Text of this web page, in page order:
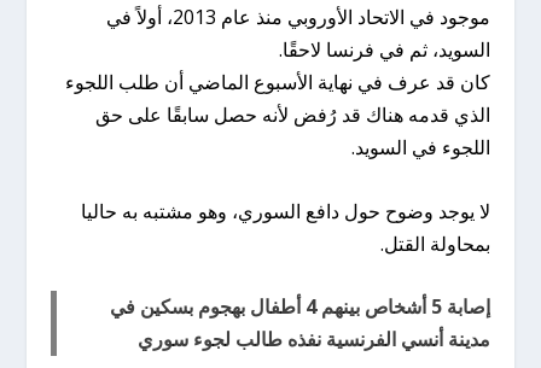
موجود في الاتحاد الأوروبي منذ عام 2013، أولاً في
السويد، ثم في فرنسا لاحقًا.
كان قد عرف في نهاية الأسبوع الماضي أن طلب اللجوء
الذي قدمه هناك قد رُفض لأنه حصل سابقًا على حق
اللجوء في السويد.
لا يوجد وضوح حول دافع السوري، وهو مشتبه به حاليا
بمحاولة القتل.
إصابة 5 أشخاص بينهم 4 أطفال بهجوم بسكين في
مدينة أنسي الفرنسية نفذه طالب لجوء سوري